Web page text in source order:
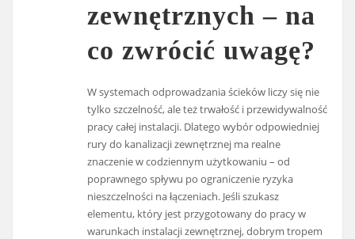
zewnętrznych – na
co zwrócić uwagę?
W systemach odprowadzania ścieków liczy się nie
tylko szczelność, ale też trwałość i przewidywalność
pracy całej instalacji. Dlatego wybór odpowiedniej
rury do kanalizacji zewnętrznej ma realne
znaczenie w codziennym użytkowaniu – od
poprawnego spływu po ograniczenie ryzyka
nieszczelności na łączeniach. Jeśli szukasz
elementu, który jest przygotowany do pracy w
warunkach instalacji zewnętrznej, dobrym tropem